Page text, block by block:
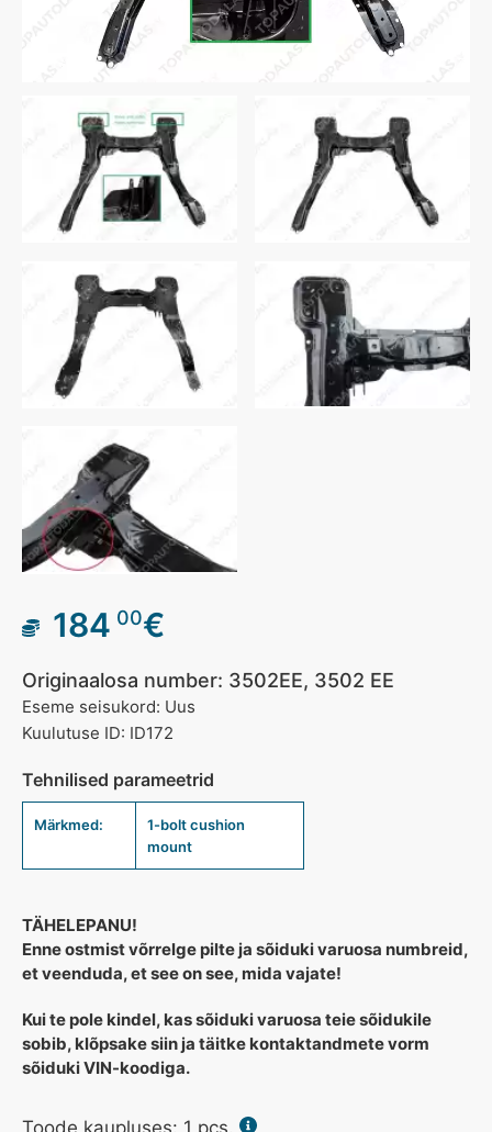
184 00€
Originaalosa number: 3502EE, 3502 EE
Eseme seisukord: Uus
Kuulutuse ID: ID172
Tehnilised parameetrid
Märkmed:
1-bolt cushion
mount
TÄHELEPANU!
Enne ostmist võrrelge pilte ja sõiduki varuosa numbreid,
et veenduda, et see on see, mida vajate!
Kui te pole kindel, kas sõiduki varuosa teie sõidukile
sobib, klõpsake siin ja täitke kontaktandmete vorm
sõiduki VIN-koodiga.